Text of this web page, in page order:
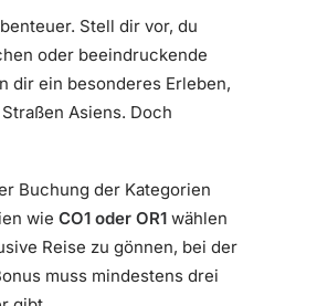
Stell dir vor, du
oder beeindruckende
dir ein besonderes Erleben,
Asiens. Doch
Buchung der Kategorien
wie CO1 oder OR1 wählen
Reise zu gönnen, bei der
muss mindestens drei